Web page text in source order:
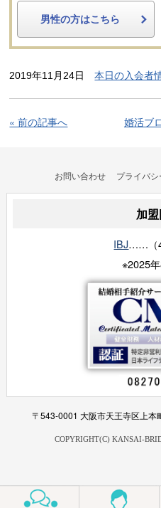
男性の方はこちら
2019年11月24日本日の入会者
« 前の記事へ 婚活ブ
お問い合わせ プライバ
加
IBJ……（
※2025
〒543-0001 大阪市天王寺区上
COPYRIGHT(C) KANSAI-